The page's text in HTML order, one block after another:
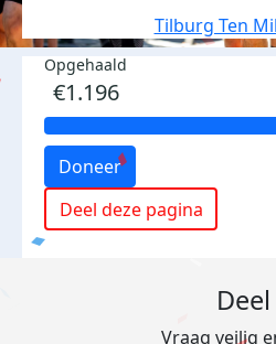
Tilburg Ten
Opgehaald
€1.196
Doneer
Deel deze pagina
Vraag veilig